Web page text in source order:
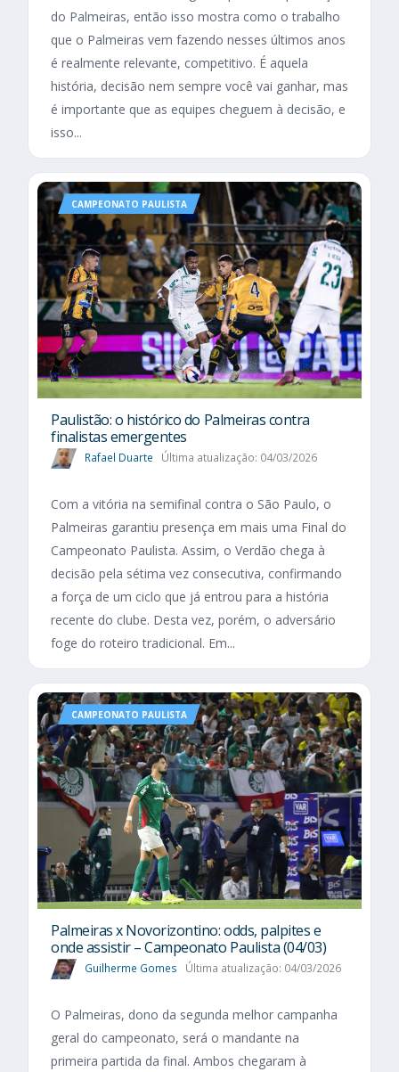
do Palmeiras, então isso mostra como o trabalho
que o Palmeiras vem fazendo nesses últimos anos
é realmente relevante, competitivo. É aquela
história, decisão nem sempre você vai ganhar, mas
é importante que as equipes cheguem à decisão, e
isso...
CAMPEONATO PAULISTA
Paulistão: o histórico do Palmeiras contra
finalistas emergentes
Rafael Duarte Última atualização: 04/03/2026
Com a vitória na semifinal contra o São Paulo, o
Palmeiras garantiu presença em mais uma Final do
Campeonato Paulista. Assim, o Verdão chega à
decisão pela sétima vez consecutiva, confirmando
a força de um ciclo que já entrou para a história
recente do clube. Desta vez, porém, o adversário
foge do roteiro tradicional. Em...
CAMPEONATO PAULISTA
Palmeiras x Novorizontino: odds, palpites e
onde assistir – Campeonato Paulista (04/03)
Guilherme Gomes Última atualização: 04/03/2026
O Palmeiras, dono da segunda melhor campanha
geral do campeonato, será o mandante na
primeira partida da final. Ambos chegaram à